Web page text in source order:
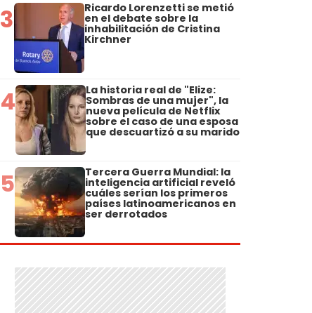
3 Ricardo Lorenzetti se metió
en el debate sobre la
inhabilitación de Cristina
Kirchner
4 La historia real de "Elize:
Sombras de una mujer", la
nueva película de Netflix
sobre el caso de una esposa
que descuartizó a su marido
5 Tercera Guerra Mundial: la
inteligencia artificial reveló
cuáles serían los primeros
países latinoamericanos en
ser derrotados